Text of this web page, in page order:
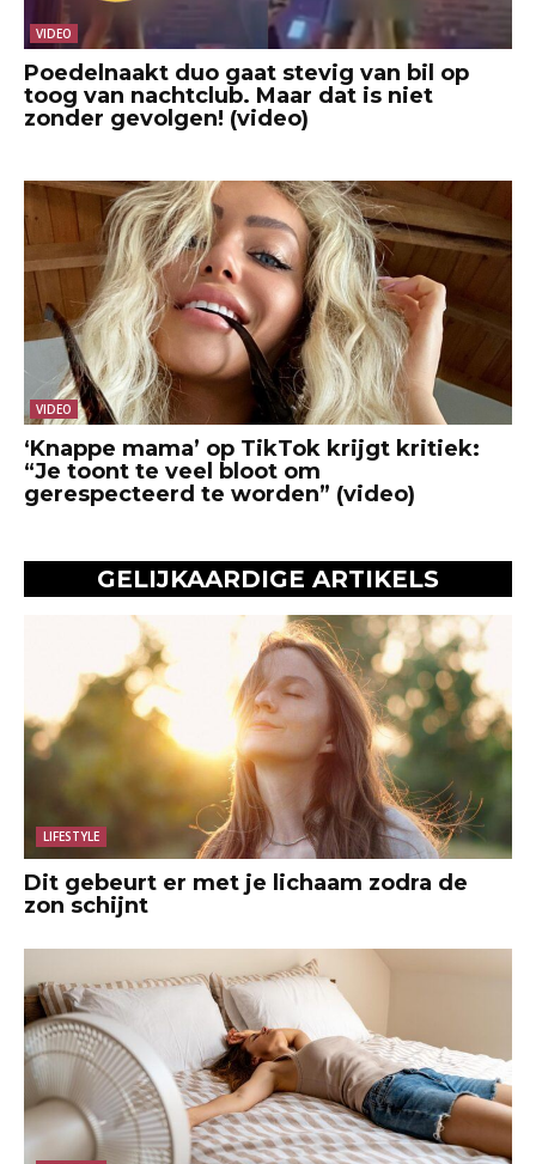
VIDEO
Poedelnaakt duo gaat stevig van bil op
toog van nachtclub. Maar dat is niet
zonder gevolgen! (video)
VIDEO
‘Knappe mama’ op TikTok krijgt kritiek:
“Je toont te veel bloot om
gerespecteerd te worden” (video)
GELIJKAARDIGE ARTIKELS
LIFESTYLE
Dit gebeurt er met je lichaam zodra de
zon schijnt